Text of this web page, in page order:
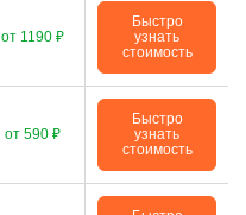
от 1190 ₽
Быстро
узнать
стоимость
от 590 ₽
Быстро
узнать
стоимость